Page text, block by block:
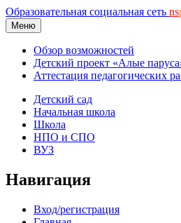
Образовательная социальная сеть ns
Меню
Обзор возможностей
Детский проект «Алые
Аттестация педагогических
Детский сад
Начальная школа
Школа
НПО и СПО
ВУЗ
Навигация
Вход/регистрация